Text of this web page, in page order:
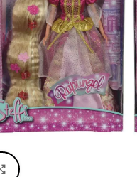
Click to enlarge